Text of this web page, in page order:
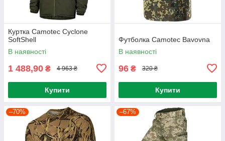
Куртка Camotec Cyclone
SoftShell
В наявності
1 488,90 ₴ 4 963 ₴
Купити
Футболка Camotec Bavovna
В наявності
96 ₴ 320 ₴
Купити
–70% –67%